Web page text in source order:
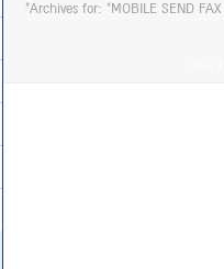
Archives for: "MOBILE SEND FAX"